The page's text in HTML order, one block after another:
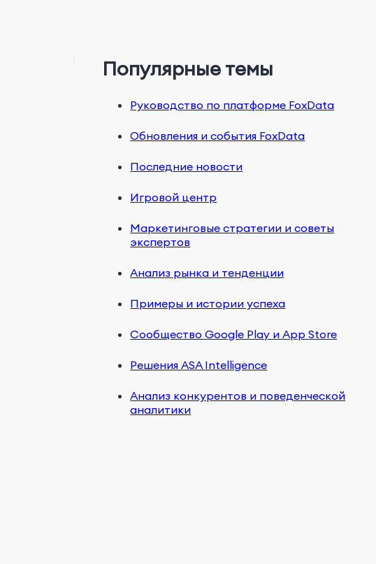
Популярные темы
Руководство по платформе FoxData
Обновления и события FoxData
Последние новости
Игровой центр
Маркетинговые стратегии и советы
экспертов
Анализ рынка и тенденции
Примеры и истории успеха
Сообщество Google Play и App Store
Решения ASA Intelligence
Анализ конкурентов и поведенческой
аналитики